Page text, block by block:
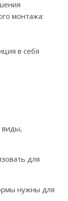
монтажа:
в себя
виды,
для
нужны для